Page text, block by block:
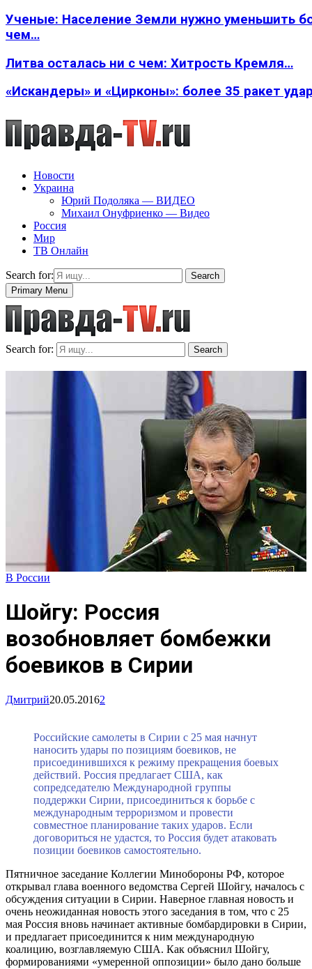
Ученые: Население Земли нужно уменьшить
чем…
Литва осталась ни с чем: Хитрость Кремля…
«Искандеры» и «Цирконы»: более 35 ракет
Новости
Украина
Юрий Подоляка — ВИДЕО
Михаил Онуфриенко — Видео
Россия
Мир
ТВ Онлайн
Search for:
Search
Primary Menu
Search for: Search
В России
Шойгу: Россия
возобновляет бомбежки
боевиков в Сирии
Дмитрий20.05.20162
Российские самолеты в Сирии с 25 мая начнут
наносить удары по позициям боевиков, не
присоединившихся к режиму прекращения боевых
действий. Россия предлагает США, как
сопредседателю Международной группы
поддержки Сирии, присоединиться к борьбе с
международным терроризмом и провести
совместное планирование таких ударов. Если
договориться не удастся, то Россия будет атаковать
позиции боевиков самостоятельно.
Пятничное заседание Коллегии Минобороны РФ, которое
открывал глава военного ведомства Сергей Шойгу, началось с
обсуждения ситуации в Сирии. Наверное главная новость и
очень неожиданная новость этого заседания в том, что с 25
мая Россия вновь начинает активные бомбардировки в Сирии,
и предлагает присоединится к ним международную
коалицию, возглавляемую США. Как объяснил Шойгу,
формированиями «умеренной оппозиции» было дано больше